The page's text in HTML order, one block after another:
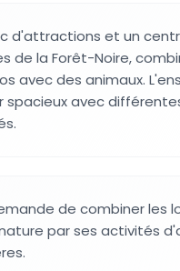
d'attractions et un
de la Forêt-Noire,
avec des animaux.
avec
de combiner les
par ses activités